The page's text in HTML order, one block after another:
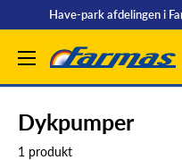
indhold
Have-park afdelingen i
Farmas
Dykpumper
1 produkt